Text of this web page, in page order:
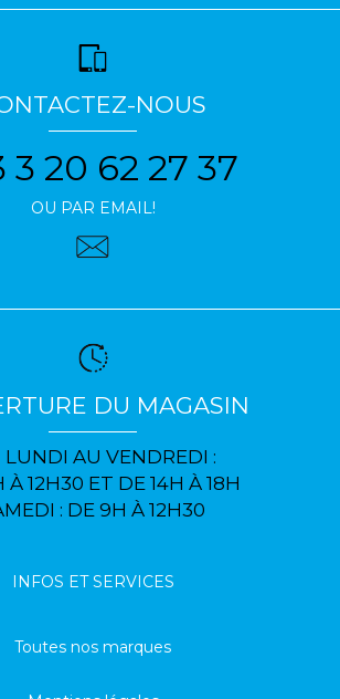
NOUS
3 20 62 27 37
OU PAR EMAIL!
DU MAGASIN
LUNDI AU VENDREDI :
À 12H30 ET DE 14H À 18H
: DE 9H À 12H30
INFOS ET SERVICES
Toutes nos marques